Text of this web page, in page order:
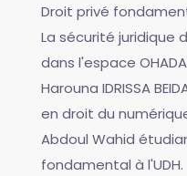
Droit privé
La sécurité juridique
dans l'espace
Harouna IDRISSA
en droit du
Abdoul Wahid
fondamental à l'UDH.